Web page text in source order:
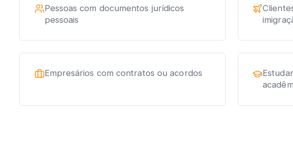
Pessoas com documentos jurídicos
pessoais
Empresários com contratos ou acordos